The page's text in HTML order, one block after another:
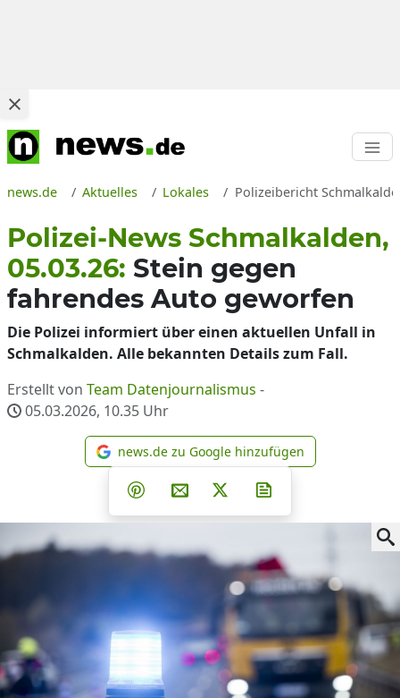
news.de Aktuelles Lokales Polizeibericht
Polizei-News Schmalkalden,
05.03.26: Stein gegen
fahrendes Auto geworfen
Die Polizei informiert über einen aktuellen Unfall in
Schmalkalden. Alle bekannten Details zum Fall.
Erstellt von Team Datenjournalismus -
05.03.2026, 10.35 Uhr
news.de zu Google
news.de zu Google hinzufügen
Teilen auf Facebook
Teilen auf Whatsapp
Teilen auf Telegram
Teilen auf Pinterest
Per E-Mail teilen
Post auf X